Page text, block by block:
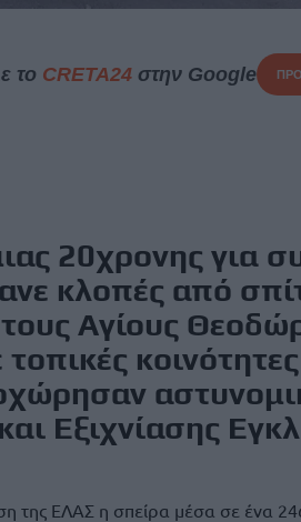
το CRETA24στην Google
20χρονης για
κλοπές από
Αγίους
Εξιχνίασης
της ΕΛΑΣ η σπείρα μέσα σε ένα